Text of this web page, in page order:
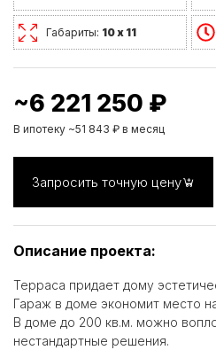
Габариты: 10 х 11
~6 221 250 ₽
В ипотеку ~51 843 ₽ в месяц
Запросить точную цену
Описание проекта:
Терраса придает дому
Гараж в доме экономит место
В доме до 200 кв.м. можно
нестандартные решения.